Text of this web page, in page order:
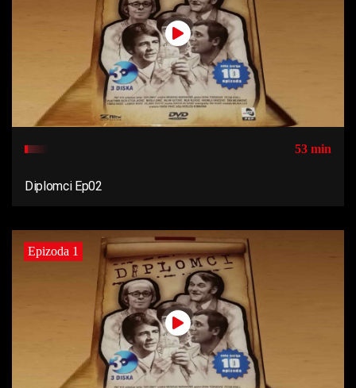
53 min
Diplomci Ep02
Epizoda 1